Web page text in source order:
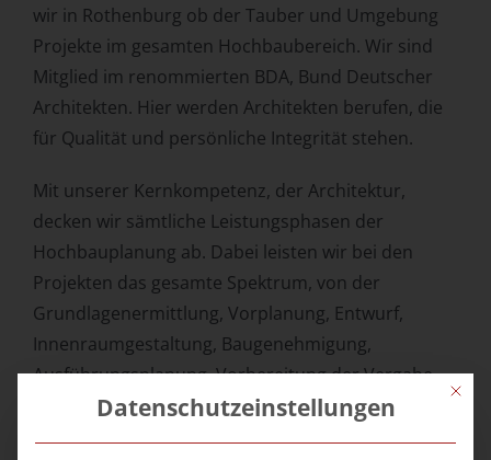
wir in Rothenburg ob der Tauber und Umgebung
Projekte im gesamten Hochbaubereich. Wir sind
Mitglied im renommierten BDA, Bund Deutscher
Architekten. Hier werden Architekten berufen, die
für Qualität und persönliche Integrität stehen.
Mit unserer Kernkompetenz, der Architektur,
decken wir sämtliche Leistungsphasen der
Hochbauplanung ab. Dabei leisten wir bei den
Projekten das gesamte Spektrum, von der
Grundlagenermittlung, Vorplanung, Entwurf,
Innenraumgestaltung, Bau­genehmigung,
Ausführungsplanung, Vorbereitung der Vergabe,
Bauleitung, Objektüberwachung und
Mit
Datenschutzeinstellungen